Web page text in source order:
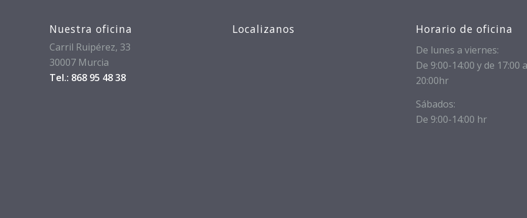
Nuestra oficina
Carril Ruipérez, 33
30007 Murcia
Tel.: 868 95 48 38
Localizanos Horario de oficina
De lunes a viernes:
De 9:00-14:00 y de 17:00
20:00hr
Sábados:
De 9:00-14:00 hr